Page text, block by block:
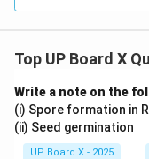
Top UP Board X
Write a note on the
(i) Spore formation in
(ii) Seed germination
UP Board X - 2025